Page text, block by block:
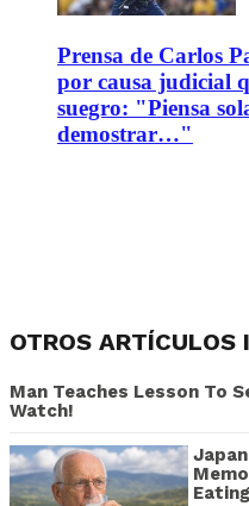
Prensa de Carlos
por causa judicial
suegro: "Piensa
demostrar…"
OTROS ARTÍCULOS
Man Teaches Lesson To
Watch!